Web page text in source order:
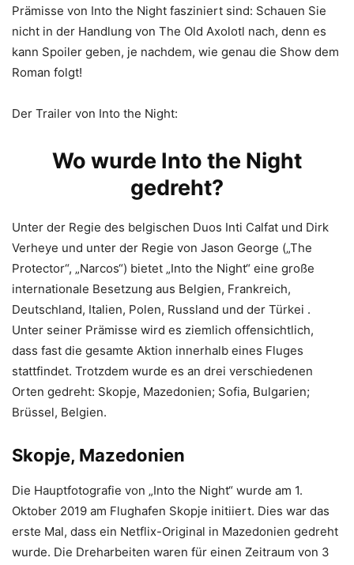
Prämisse von Into the Night fasziniert sind: Schauen Sie
nicht in der Handlung von The Old Axolotl nach, denn es
kann Spoiler geben, je nachdem, wie genau die Show dem
Roman folgt!
Der Trailer von Into the Night:
Wo wurde Into the Night
gedreht?
Unter der Regie des belgischen Duos Inti Calfat und Dirk
Verheye und unter der Regie von Jason George („The
Protector“, „Narcos“) bietet „Into the Night“ eine große
internationale Besetzung aus Belgien, Frankreich,
Deutschland, Italien, Polen, Russland und der Türkei .
Unter seiner Prämisse wird es ziemlich offensichtlich,
dass fast die gesamte Aktion innerhalb eines Fluges
stattfindet. Trotzdem wurde es an drei verschiedenen
Orten gedreht: Skopje, Mazedonien; Sofia, Bulgarien;
Brüssel, Belgien.
Skopje, Mazedonien
Die Hauptfotografie von „Into the Night“ wurde am 1.
Oktober 2019 am Flughafen Skopje initiiert. Dies war das
erste Mal, dass ein Netflix-Original in Mazedonien gedreht
wurde. Die Dreharbeiten waren für einen Zeitraum von 3